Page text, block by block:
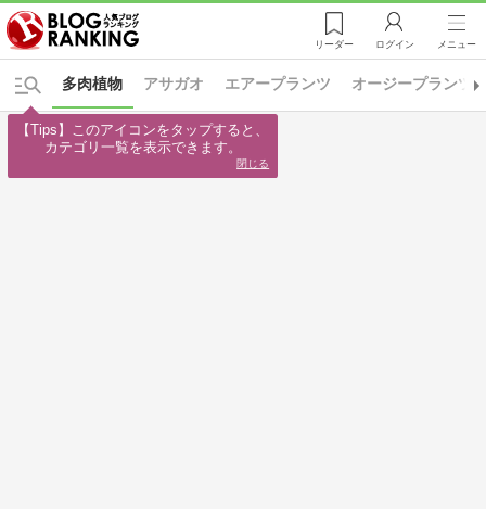
リーダー ログイン メニュー
アサガオ エアープランツ オージープランツ
多肉植物
【Tips】このアイコンをタップすると、
カテゴリ一覧を表示できます。
閉じる